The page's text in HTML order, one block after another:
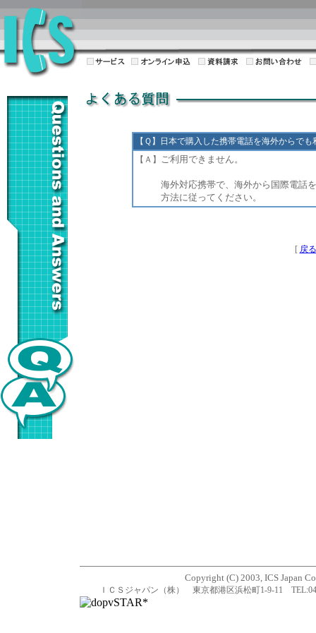
【Ｑ】日本で購入した携帯電話を海外からで
【Ａ】
ご利用できません。
海外対応携帯で、海外から国際電話
方法に従ってください。
[ 戻る
Copyright (C) 2003, ICS Japan
ＩＣＳジャパン（株） 東京都港区浜松町1-9-11